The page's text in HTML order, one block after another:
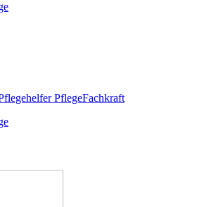
PflegeFachkraft